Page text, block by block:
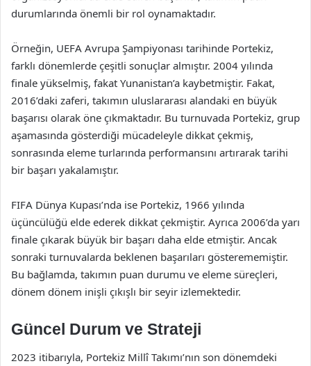
durumlarında önemli bir rol oynamaktadır.
Örneğin, UEFA Avrupa Şampiyonası tarihinde Portekiz,
farklı dönemlerde çeşitli sonuçlar almıştır. 2004 yılında
finale yükselmiş, fakat Yunanistan’a kaybetmiştir. Fakat,
2016’daki zaferi, takımın uluslararası alandaki en büyük
başarısı olarak öne çıkmaktadır. Bu turnuvada Portekiz, grup
aşamasında gösterdiği mücadeleyle dikkat çekmiş,
sonrasında eleme turlarında performansını artırarak tarihi
bir başarı yakalamıştır.
FIFA Dünya Kupası’nda ise Portekiz, 1966 yılında
üçüncülüğü elde ederek dikkat çekmiştir. Ayrıca 2006’da yarı
finale çıkarak büyük bir başarı daha elde etmiştir. Ancak
sonraki turnuvalarda beklenen başarıları gösterememiştir.
Bu bağlamda, takımın puan durumu ve eleme süreçleri,
dönem dönem inişli çıkışlı bir seyir izlemektedir.
Güncel Durum ve Strateji
2023 itibarıyla, Portekiz Millî Takımı’nın son dönemdeki